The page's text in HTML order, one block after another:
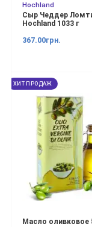
Hochland
Сыр Чеддер
Hochland 1033 г
367.00грн.
ХИТ ПРОДАЖ
Масло оливковое